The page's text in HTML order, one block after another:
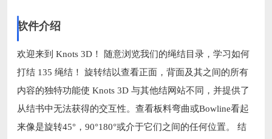
软件介绍
欢迎来到 Knots 3D！ 随意浏览我们的绳结目录，学习如何
打结 135 绳结！ 旋转结以查看正面，背面及其之间的所有
内容的独特功能使 Knots 3D 与其他结网站不同，并提供了
从结书中无法获得的交互性。查看板料弯曲或Bowline看起
来像是旋转45°，90°180°或介于它们之间的任何位置。 结